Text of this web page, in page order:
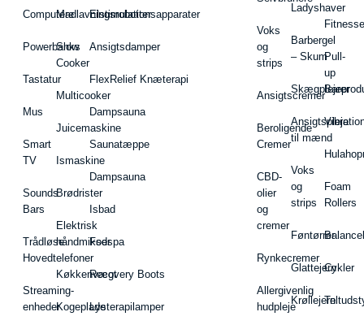
Computere
Powerbanks
Tastatur
Mus
Smart
TV
Sounds
Bars
Trådløse
Hovedtelefoner
Streaming-
enheder
Madlavningsrobotter
Slow
Cooker
Multicooker
Juicemaskine
Ismaskine
Brødrister
Elektrisk
håndmikser
Køkkenvægt
Kogeplade
Elstimulationsapparater
Ansigtsdamper
FlexRelief Knæterapi
Dampsauna
Saunatæppe
Dampsauna
Isbad
Fodspa
Recovery Boots
Lysterapilamper
Voks
og
strips
Ansigtscremer
Beroligende
Cremer
CBD-
olier
og
cremer
Rynkecremer
Allergivenlig
hudpleje
Ladyshaver
Barbergel
– Skum
Ansigtspleje
til mænd
Voks
og
strips
Føntørrer
Glattejern
Krøllejern
Pull-
up
Barer
Foam
Rollers
Cykler